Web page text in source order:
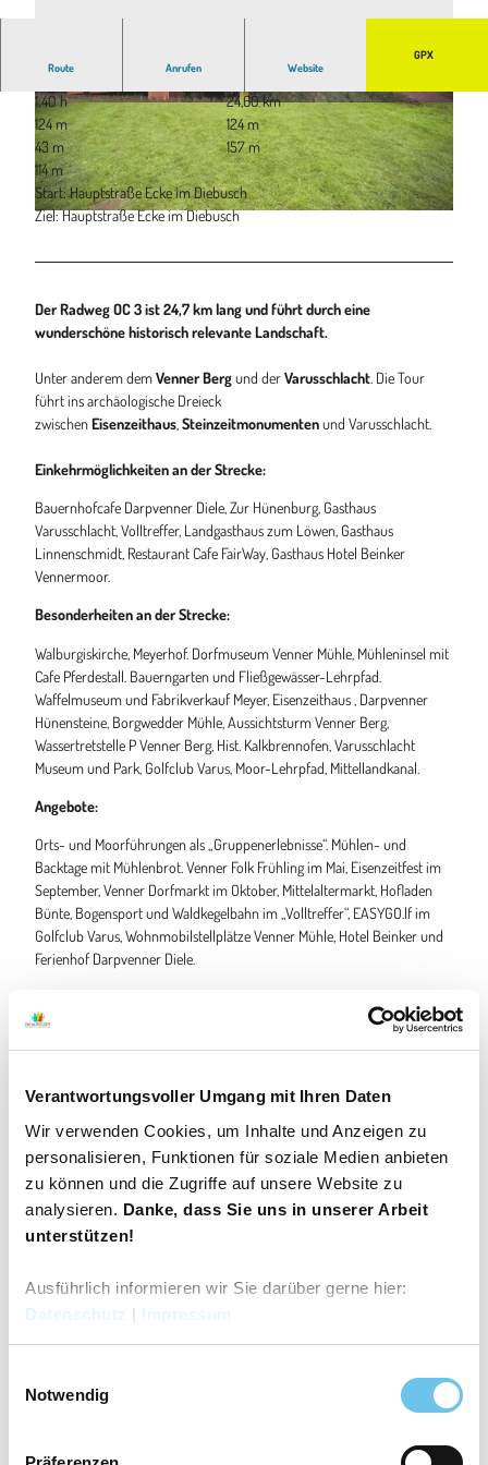
Verantwortungsvoller Umgang mit Ihren Daten
Wir verwenden Cookies, um Inhalte und Anzeigen zu
personalisieren, Funktionen für soziale Medien anbieten
zu können und die Zugriffe auf unsere Website zu
analysieren. Danke, dass Sie uns in unserer Arbeit
unterstützen!
Ausführlich informieren wir Sie darüber gerne hier:
Datenschutz | Impressum
Notwendig
© SandraDoornbos |CC-BY-SA
© Tourismusverband Osnabrücker Land e.V. © CC-BY-SA
Route Anrufen Website
GPX
1:40 h
24,60 km
124 m
124 m
43 m
157 m
114 m
Start: Hauptstraße Ecke im Diebusch
Ziel: Hauptstraße Ecke im Diebusch
Der Radweg OC 3 ist 24,7 km lang und führt durch eine
wunderschöne historisch relevante Landschaft.
Unter anderem demVenner Bergund derVarusschlacht . Die Tour
führt ins archäologische Dreieck
zwischenEisenzeithaus Steinzeitmonumentenund Varusschlacht.
Einkehrmöglichkeiten an der Strecke:
Bauernhofcafe Darpvenner Diele, Zur Hünenburg, Gasthaus
Varusschlacht, Volltreffer, Landgasthaus zum Löwen, Gasthaus
Linnenschmidt, Restaurant Cafe FairWay, Gasthaus Hotel Beinker
Vennermoor.
Besonderheiten an der Strecke:
Walburgiskirche, Meyerhof. Dorfmuseum Venner Mühle, Mühleninsel mit
Cafe Pferdestall. Bauerngarten und Fließgewässer-Lehrpfad.
Waffelmuseum und Fabrikverkauf Meyer, Eisenzeithaus , Darpvenner
Hünensteine, Borgwedder Mühle, Aussichtsturm Venner Berg,
Wassertretstelle P Venner Berg, Hist. Kalkbrennofen, Varusschlacht
Museum und Park, Golfclub Varus, Moor-Lehrpfad, Mittellandkanal.
Angebote:
Orts- und Moorführungen als „Gruppenerlebnisse“. Mühlen- und
Backtage mit Mühlenbrot. Venner Folk Frühling im Mai, Eisenzeitfest im
September, Venner Dorfmarkt im Oktober, Mittelaltermarkt, Hofladen
Bünte, Bogensport und Waldkegelbahn im „Volltreffer“, EASYGO.lf im
Golfclub Varus, Wohnmobilstellplätze Venner Mühle, Hotel Beinker und
Ferienhof Darpvenner Diele.
© CC-BY-SA
Varusschlacht
Wegpunkte Auf der Karte anschauen
Start
Hauptstraße Ecke im Diebusch
Eisenzeithaus Venne